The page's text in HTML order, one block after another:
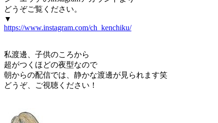
どうぞご覧ください。
▼
https://www.instagram.com/ch_kenchiku/
私渡邊、子供のころから
超がつくほどの夜型なので
朝からの配信では、静かな渡邊が見られます笑
どうぞ、ご視聴ください！